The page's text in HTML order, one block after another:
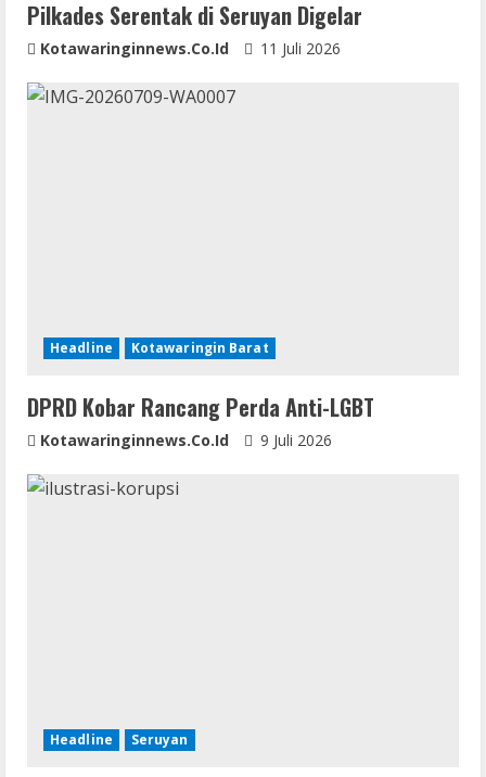
g
Pilkades Serentak di Seruyan Digelar
Kotawaringinnews.co.id 11 Juli 2026
Headline Kotawaringin Barat
DPRD Kobar Rancang Perda Anti-LGBT
Kotawaringinnews.co.id 9 Juli 2026
Headline Seruyan